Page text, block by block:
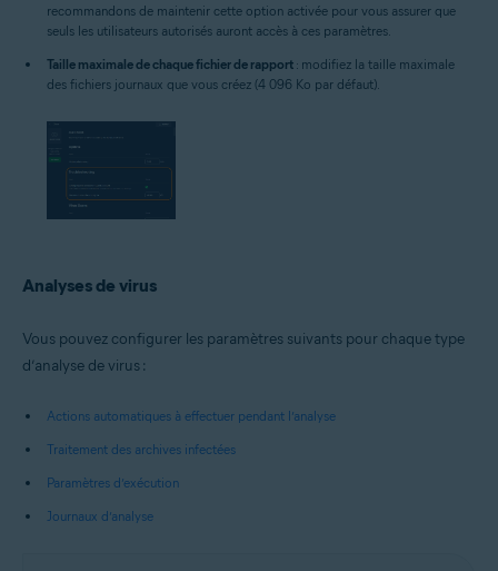
recommandons de maintenir cette option activée pour vous assurer que
seuls les utilisateurs autorisés auront accès à ces paramètres.
Taille maximale de chaque fichier de rapport : modifiez la taille maximale
des fichiers journaux que vous créez (4 096 Ko par défaut).
Analyses de virus
Vous pouvez configurer les paramètres suivants pour chaque type
d’analyse de virus :
Actions automatiques à effectuer pendant l’analyse
Traitement des archives infectées
Paramètres d’exécution
Journaux d’analyse